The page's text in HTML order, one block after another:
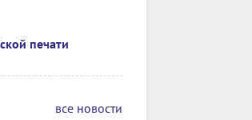
печати
все новости